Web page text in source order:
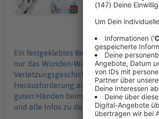
und alle Infos zu den
Ein festgeklebtes Bierfass an der Stirn,
nur das Wunden-Warm‑Up beim
Verletzungsgeschichten. Und Wiebke
Herausforderung an – zusammen mit
guten Händen beim 24‑Stunden‑Sanitätsdienst. Selbst
und alle Infos zu den Werbepartnern und